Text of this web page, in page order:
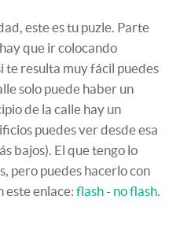
este es tu puzle. Parte
que ir colocando
te resulta muy fácil puedes
solo puede haber un
de la calle hay un
puedes ver desde esa
bajos). El que tengo lo
pero puedes hacerlo con
este enlace: flash- no flash.